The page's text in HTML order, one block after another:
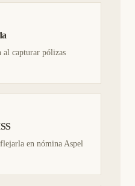
al capturar pólizas
en nómina Aspel